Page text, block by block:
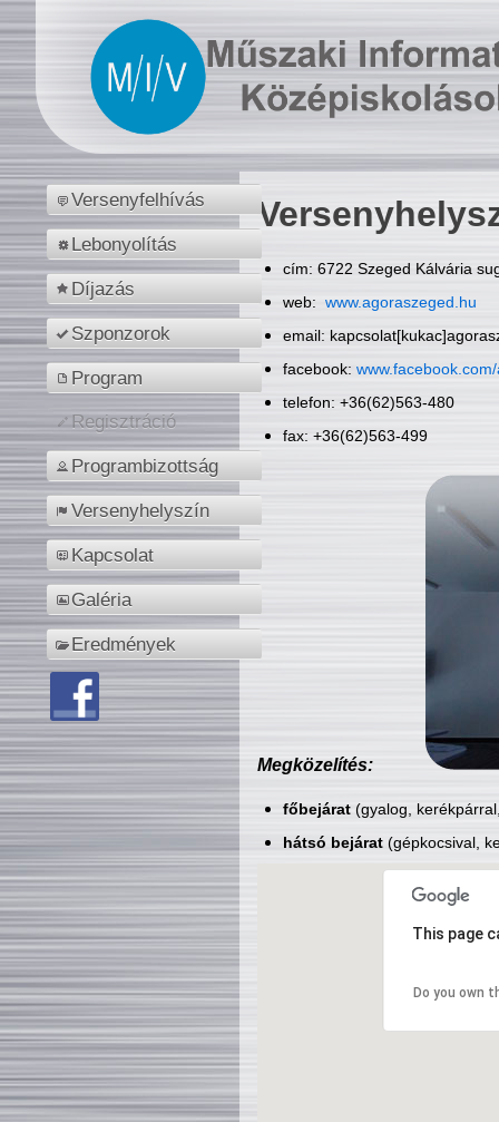
Versenyfelhívás
Lebonyolítás
Díjazás
Szponzorok
Program
Regisztráció
Programbizottság
Versenyhelyszín
Kapcsolat
Galéria
Eredmények
cím: 6722 Szeged Kálvária
web: www.agoraszeged.hu
email:
facebook:
telefon: +36(62)563-480
fax: +36(62)563-499
Megközelítés:
főbejárat(gyalog,
hátsó bejárat(gépkocsival,
This page
Do you own